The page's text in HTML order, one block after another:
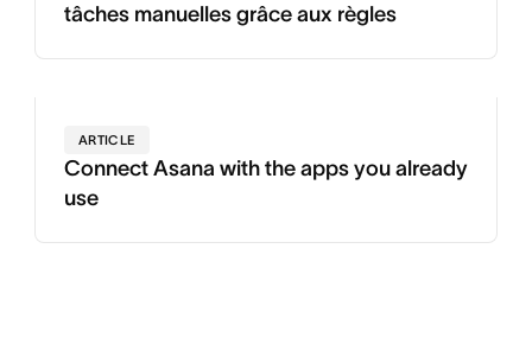
tâches manuelles grâce aux règles
ARTICLE
Connect Asana with the apps you already
use